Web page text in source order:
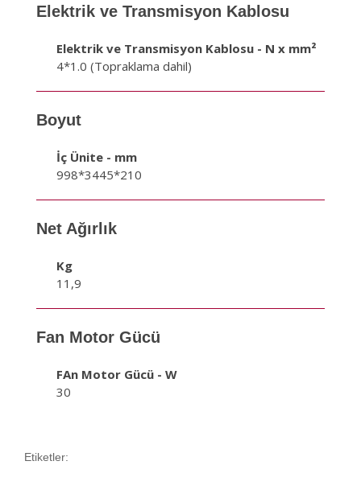
Elektrik ve Transmisyon Kablosu
Elektrik ve Transmisyon Kablosu - N x mm²
4*1.0 (Topraklama dahil)
Boyut
İç Ünite - mm
998*3445*210
Net Ağırlık
Kg
11,9
Fan Motor Gücü
FAn Motor Gücü - W
30
Etiketler: